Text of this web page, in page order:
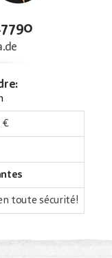
€
toute sécurité!